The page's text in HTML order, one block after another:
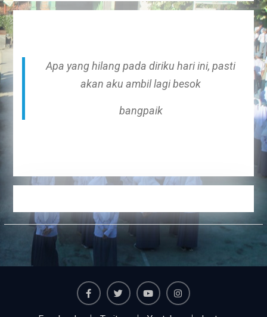
Apa yang hilang pada diriku hari ini, pasti
akan aku ambil lagi besok
bangpaik
FacebookTwiter Instagram